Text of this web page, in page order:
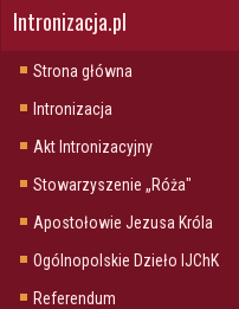
Intronizacja.pl
Strona główna
Intronizacja
Akt Intronizacyjny
Stowarzyszenie „Róża"
Apostołowie Jezusa Króla
Ogólnopolskie Dzieło IJChK
Referendum